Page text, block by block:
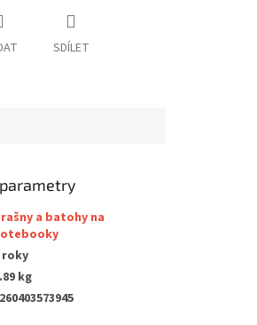
SDÍLET
a batohy na
roky
kg